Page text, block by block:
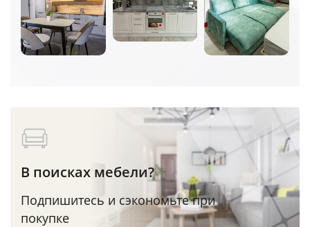
В поисках мебели?
Подпишитесь и сэкономьте при
покупке